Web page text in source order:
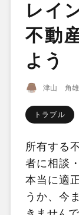
レイ
不動
よう
津山 角雄
トラブル
所有する
者に相談
本当に適
うか、今